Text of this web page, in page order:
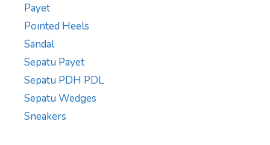
Payet
Pointed Heels
Sandal
Sepatu Payet
Sepatu PDH PDL
Sepatu Wedges
Sneakers